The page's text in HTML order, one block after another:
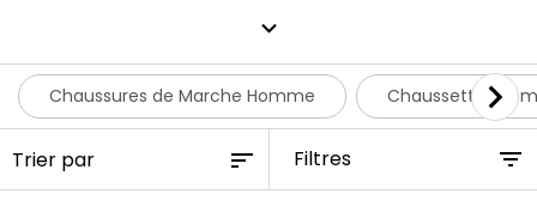
Polyvalentes, elles s’adaptent à tous les revêtements grâce
aux crampons stabilisateurs sous les semelles facilitant
l’adhérence au sol. Imperméables et dotées de renforts au
niveau de la pointe et du talon, elles offrent une protection
lifestyle » à la fois design et tendance pour vos
déplacements du quotidien. Toutes respirantes et assurant
expand_more
Chaussures de Marche Homme Chaussettes
Filtres